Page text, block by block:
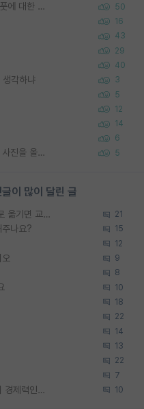
포스텍 억까에 대해 (동문의 학문적 아웃풋에 대한 반박) 50
16
43
29
40
각하냐 3
5
12
14
6
정보보안 연구하는 입장에선 식별가능한 사진을 올리는건 비추이긴함 5
이 많이 달린 글
SSH 박사과정을 그만두고 지방대 박사로 옮기면 교수의 꿈은 끝일까요? 21
나요? 15
12
9
8
10
18
22
14
13
22
7
박사진학하기에 2억은 괜찮은 (?) 정도의 경제력인가요 10